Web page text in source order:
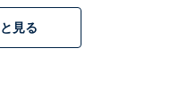
れるときに使われま
見る